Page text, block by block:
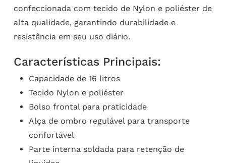
confeccionada com tecido de Nylon e poliéster de
alta qualidade, garantindo durabilidade e
resistência em seu uso diário.
Características Principais:
Capacidade de 16 litros
Tecido Nylon e poliéster
Bolso frontal para praticidade
Alça de ombro regulável para transporte
confortável
Parte interna soldada para retenção de